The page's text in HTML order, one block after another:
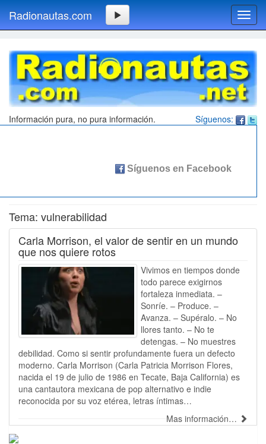
Radionautas.com
Síguenos:
Información pura, no pura información.
Tema: vulnerabilidad
Carla Morrison, el valor de sentir en un mundo
que nos quiere rotos
Vivimos en tiempos donde
todo parece exigirnos
fortaleza inmediata. –
Sonríe. – Produce. –
Avanza. – Supéralo. – No
llores tanto. – No te
detengas. – No muestres
debilidad. Como si sentir profundamente fuera un defecto
moderno. Carla Morrison (Carla Patricia Morrison Flores,
nacida el 19 de julio de 1986 en Tecate, Baja California) es
una cantautora mexicana de pop alternativo e indie
reconocida por su voz etérea, letras íntimas…
Mas información…
Publicidad